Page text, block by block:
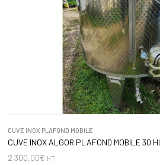
CUVE INOX PLAFOND MOBILE
CUVE INOX ALGOR PLAFOND MOBILE 30 HL
2 300,00€ HT